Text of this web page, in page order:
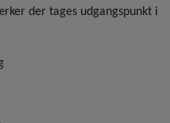
der tages udgangspunkt i